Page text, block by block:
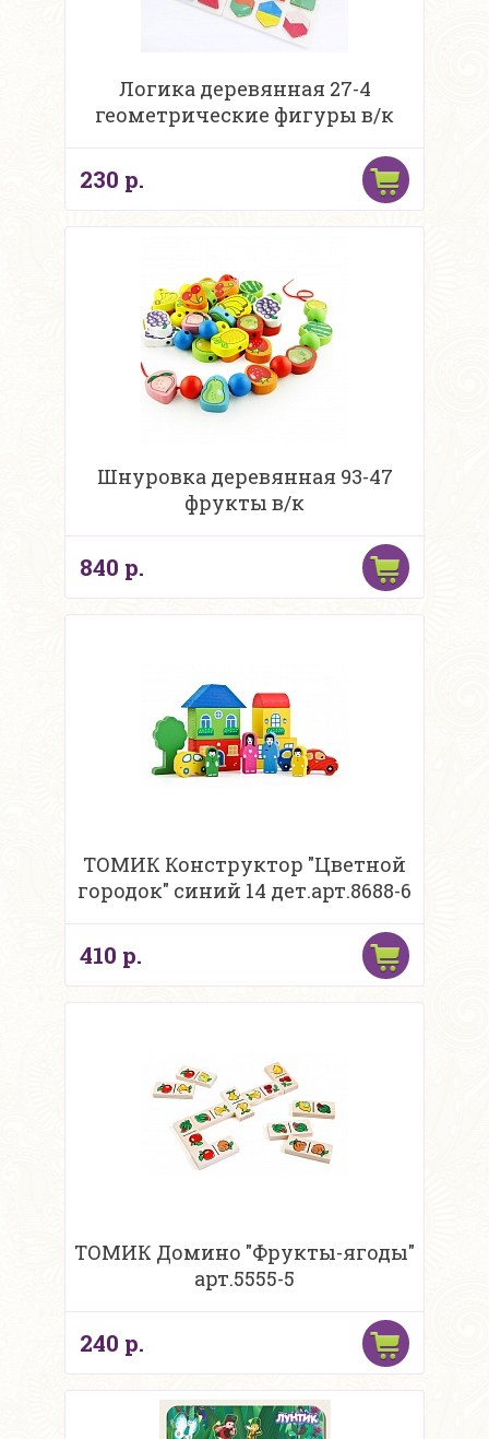
Логика деревянная 27-4
геометрические фигуры в/к
230 р.
Шнуровка деревянная 93-47
фрукты в/к
840 р.
ТОМИК Конструктор "Цветной
городок" синий 14 дет.арт.8688-6
410 р.
ТОМИК Домино "Фрукты-ягоды"
арт.5555-5
240 р.